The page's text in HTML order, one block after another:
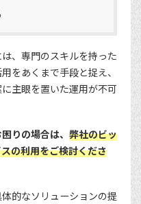
、専門のスキルを持った
をあくまで手段と捉え、
主眼を置いた運用が不可
りの場合は、 弊社のビッ
の利用をご検討くださ
的なソリューションの提